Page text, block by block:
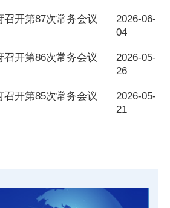
开第87次常务会议
2026-06-
04
开第86次常务会议
2026-05-
26
开第85次常务会议
2026-05-
21